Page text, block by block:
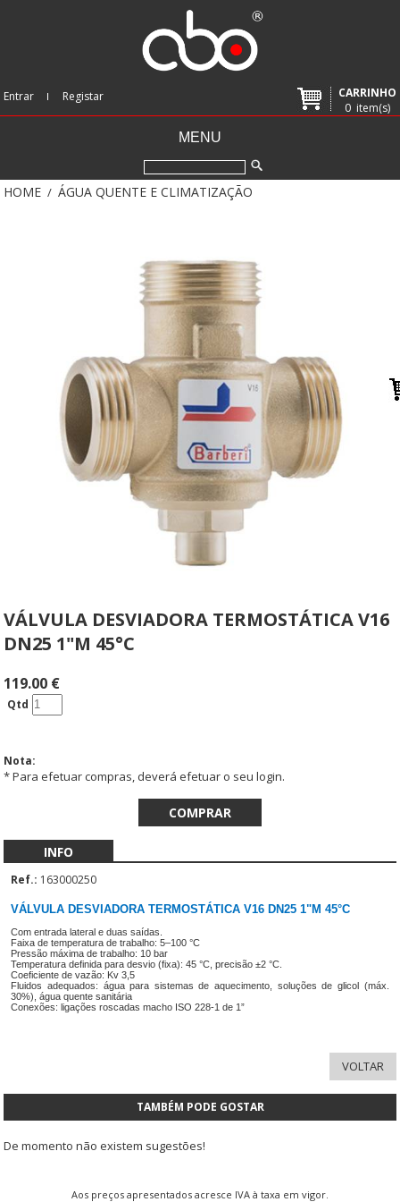
CARRINHO
0item(s)
Entrar Registar
MENU
HOME / ÁGUA QUENTE E CLIMATIZAÇÃO
VÁLVULA DESVIADORA TERMOSTÁTICA V16
DN25 1"M 45°C
119.00 €
Qtd
Nota:
* Para efetuar compras, deverá efetuar o seu login.
INFO
Ref.: 163000250
VÁLVULA DESVIADORA TERMOSTÁTICA V16 DN25 1"M 45°C
Com entrada lateral e duas saídas.
Faixa de temperatura de trabalho: 5–100 °C
Pressão máxima de trabalho: 10 bar
Temperatura definida para desvio (fixa): 45 °C, precisão ±2 °C.
Coeficiente de vazão: Kv 3,5
Fluidos adequados: água para sistemas de aquecimento, soluções de glicol (máx.
30%), água quente sanitária
Conexões: ligações roscadas macho ISO 228-1 de 1”
TAMBÉM PODE GOSTAR
De momento não existem sugestões!
Aos preços apresentados acresce IVA à taxa em vigor.